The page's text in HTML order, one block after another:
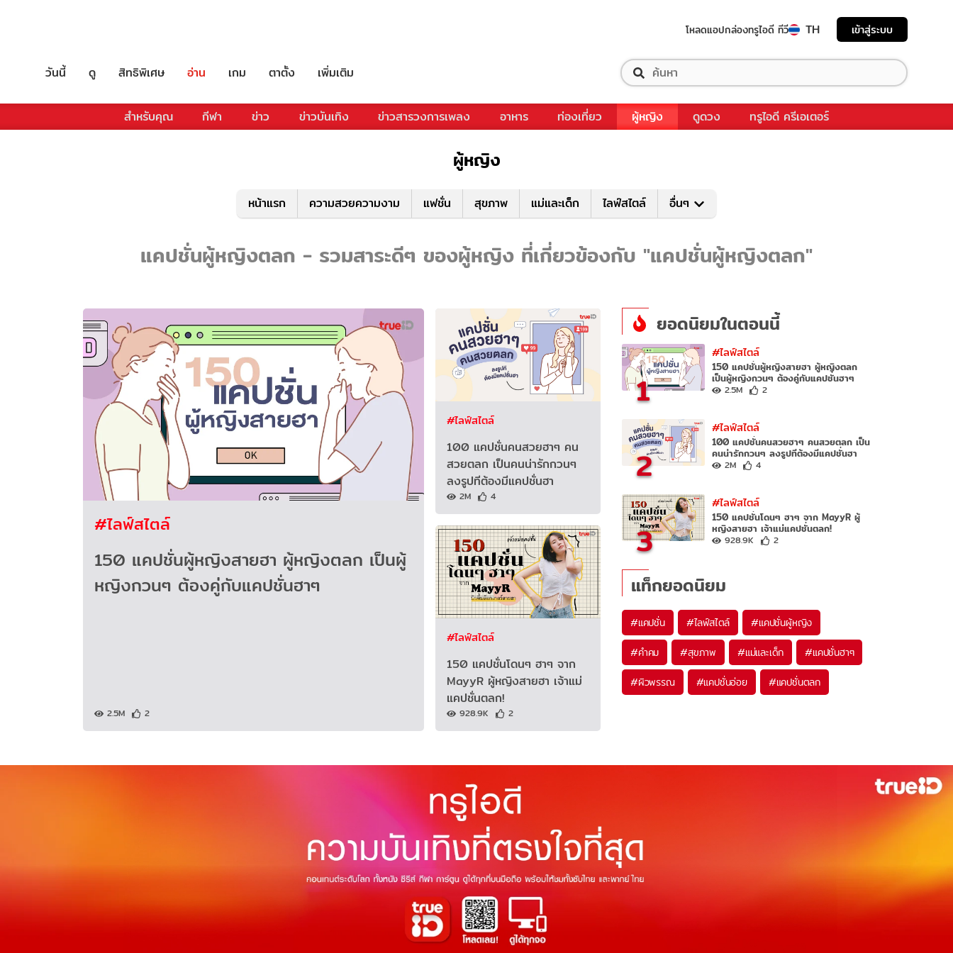
โหลดแอปกล่องทรูไอดี ทีวี TH เข้าสู่ระบบ
วันนี้ ดู สิทธิพิเศษ อ่าน เกม ตาตั้ง เพิ่มเติม
สำหรับคุณ กีฬา ข่าว ข่าวบันเทิง ข่าวสารวงการเพลง อาหาร ท่องเที่ยว ผู้หญิง ดูดวง ทรูไอดี ครีเอเตอร์
ผู้หญิง
หน้าแรก ความสวยความงาม แฟชั่น สุขภาพ แม่และเด็ก ไลฟ์สไตล์ อื่นๆ
แคปชั่นผู้หญิงตลก - รวมสาระดีๆ ของผู้หญิง ที่เกี่ยวข้องกับ "แคปชั่นผู้หญิงตลก"
#ไลฟ์สไตล์
150 แคปชั่นผู้หญิงสายฮา ผู้หญิงตลก เป็นผู้
หญิงกวนๆ ต้องคู่กับแคปชั่นฮาๆ
2.5M 2
#ไลฟ์สไตล์
100 แคปชั่นคนสวยฮาๆ คน
สวยตลก เป็นคนน่ารักกวนๆ
ลงรูปทีต้องมีแคปชั่นฮา
2M 4
#ไลฟ์สไตล์
150 แคปชั่นโดนๆ ฮาๆ จาก
MayyR ผู้หญิงสายฮา เจ้าแม่
แคปชั่นตลก!
928.9K 2
ยอดนิยมในตอนนี้
1
#ไลฟ์สไตล์
150 แคปชั่นผู้หญิงสายฮา ผู้หญิงตลก
เป็นผู้หญิงกวนๆ ต้องคู่กับแคปชั่นฮาๆ
2.5M 2
2
#ไลฟ์สไตล์
100 แคปชั่นคนสวยฮาๆ คนสวยตลก เป็น
คนน่ารักกวนๆ ลงรูปทีต้องมีแคปชั่นฮา
2M 4
3
#ไลฟ์สไตล์
150 แคปชั่นโดนๆ ฮาๆ จาก MayyR ผู้
หญิงสายฮา เจ้าแม่แคปชั่นตลก!
928.9K 2
แท็กยอดนิยม
#แคปชั่น #ไลฟ์สไตล์ #แคปชั่นผู้หญิง
#คำคม #สุขภาพ #แม่และเด็ก #แคปชั่นฮาๆ
#ผิวพรรณ #แคปชั่นอ่อย #แคปชั่นตลก